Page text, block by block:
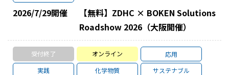
2026/7/29開催
【無料】ZDHC × BOKEN Solutions
Roadshow 2026（大阪開催）
受付終了 オンライン
応用
実践
化学物質 サステナブル